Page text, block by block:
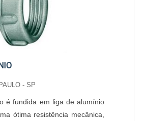
- SP
é fundida em liga de alumínio
ótima resistência mecânica,